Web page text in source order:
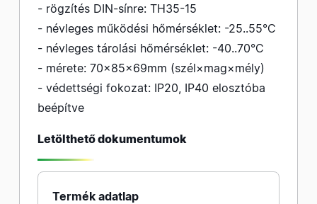
- rögzítés DIN-sínre: TH35-15
- névleges működési hőmérséklet: -25..55°C
- névleges tárolási hőmérséklet: -40..70°C
- mérete: 70×85×69mm (szél×mag×mély)
- védettségi fokozat: IP20, IP40 elosztóba
beépítve
Letölthető dokumentumok
Termék adatlap